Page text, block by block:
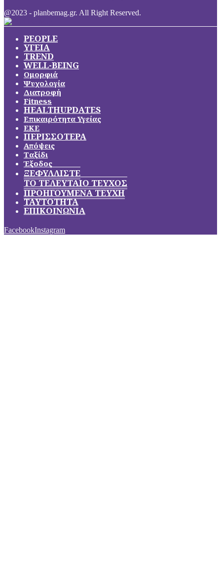
@2023 - planbemag.gr. All Right Reserved.
PEOPLE
ΥΓΕΙΑ
TREND
WELL-BEING
Ομορφιά
Ψυχολογία
Διατροφή
Fitness
HEALTHUPDATES
Επικαιρότητα Υγείας
ΕΚΕ
ΠΕΡΙΣΣΟΤΕΡΑ
Απόψεις
Ταξίδι
Έξοδος
ΞΕΦΥΛΛΙΣΤΕ
ΤΟ ΤΕΛΕΥΤΑΙΟ ΤΕΥΧΟΣ
ΠΡΟΗΓΟΥΜΕΝΑ ΤΕΥΧΗ
ΤΑΥΤΟΤΗΤΑ
ΕΠΙΚΟΙΝΩΝΙΑ
FacebookInstagram